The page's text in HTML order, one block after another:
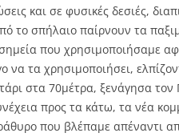
και σε φυσικές δεσιές,
το σπήλαιο παίρνουν τα
που χρησιμοποιήσαμε
να τα χρησιμοποιήσει,
στα 70μέτρα, ξενάγησα
προς τα κάτω, τα νέα
που βλέπαμε απέναντι